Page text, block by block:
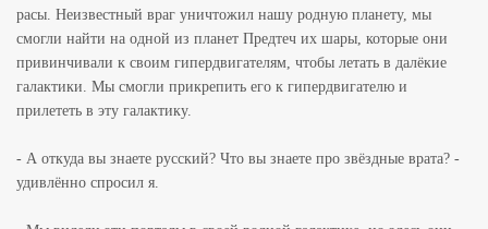
расы. Неизвестный враг уничтожил нашу родную планету, мы
смогли найти на одной из планет Предтеч их шары, которые они
привинчивали к своим гипердвигателям, чтобы летать в далёкие
галактики. Мы смогли прикрепить его к гипердвигателю и
прилететь в эту галактику.
- А откуда вы знаете русский? Что вы знаете про звёздные врата? -
удивлённо спросил я.